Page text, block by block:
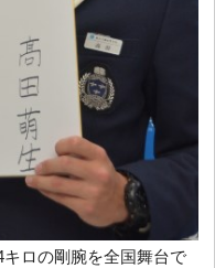
ロの剛腕を全国舞台で